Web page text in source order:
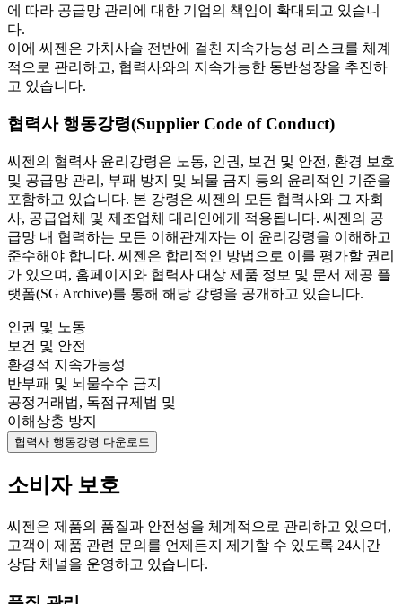
에 따라 공급망 관리에 대한 기업의 책임이 확대되고 있습니
다.
이에 씨젠은 가치사슬 전반에 걸친 지속가능성 리스크를 체계
적으로 관리하고, 협력사와의 지속가능한 동반성장을 추진하
고 있습니다.
협력사 행동강령(Supplier Code of Conduct)
씨젠의 협력사 윤리강령은 노동, 인권, 보건 및 안전, 환경 보호
및 공급망 관리, 부패 방지 및 뇌물 금지 등의 윤리적인 기준을
포함하고 있습니다. 본 강령은 씨젠의 모든 협력사와 그 자회
사, 공급업체 및 제조업체 대리인에게 적용됩니다. 씨젠의 공
급망 내 협력하는 모든 이해관계자는 이 윤리강령을 이해하고
준수해야 합니다. 씨젠은 합리적인 방법으로 이를 평가할 권리
가 있으며, 홈페이지와 협력사 대상 제품 정보 및 문서 제공 플
랫폼(SG Archive)를 통해 해당 강령을 공개하고 있습니다.
인권 및 노동
보건 및 안전
환경적 지속가능성
반부패 및 뇌물수수 금지
공정거래법, 독점규제법 및
이해상충 방지
협력사 행동강령 다운로드
소비자 보호
씨젠은 제품의 품질과 안전성을 체계적으로 관리하고 있으며,
고객이 제품 관련 문의를 언제든지 제기할 수 있도록 24시간
상담 채널을 운영하고 있습니다.